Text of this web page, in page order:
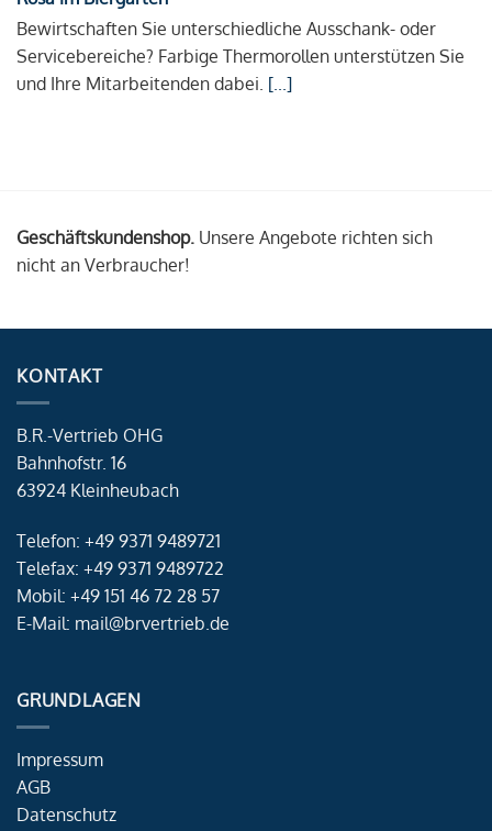
Bewirtschaften Sie unterschiedliche Ausschank- oder
Servicebereiche? Farbige Thermorollen unterstützen Sie
und Ihre Mitarbeitenden dabei. [...]
Geschäftskundenshop. Unsere Angebote richten sich
nicht an Verbraucher!
KONTAKT
B.R.-Vertrieb OHG
Bahnhofstr. 16
63924 Kleinheubach
Telefon: +49 9371 9489721
Telefax: +49 9371 9489722
Mobil: +49 151 46 72 28 57
E-Mail: mail@brvertrieb.de
GRUNDLAGEN
Impressum
AGB
Datenschutz